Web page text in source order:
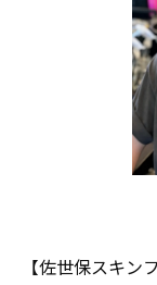
【佐世保スキン